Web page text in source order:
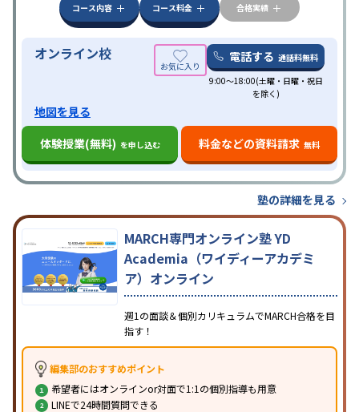
コース内容
コース料金 合格実績
オンライン校 電話する 通話料無料
9:00～18:00(土曜・日曜・祝日
を除く)
地図を見る
体験授業(無料) を申し込む 料金などの資料請求 無料
塾の詳細を見る
MARCH専門オンライン塾 YD
Academia（ワイディーアカデミ
ア）オンライン
週1の面談＆個別カリキュラムでMARCH合格を目
指す！
編集部のおすすめポイント
希望者にはオンラインor対面で1:1の個別指導も用意
LINEで24時間質問できる